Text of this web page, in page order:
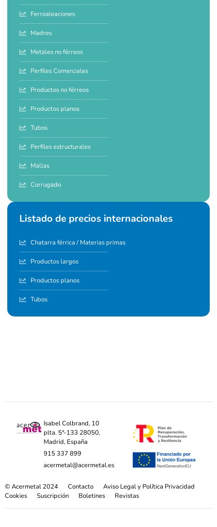
Ferroaleaciones
Madres
Metales no férreos
Perfiles Comerciales
Productos no férreos
Productos planos
Tubos
Perfiles estructurales
Mallas
Corrugado
Listado de precios internacionales
Chatarra férrica / Materias primas
Productos largos
Productos planos
Tubos
Isabel Colbrand, 10
plta. 5ª-133 28050,
Madrid, España
915 337 899
acermetal@acermetal.es
© Acermetal 2024 Contacto
Aviso Legal y Política Privacidad
Cookies
Suscripción Boletines Revistas